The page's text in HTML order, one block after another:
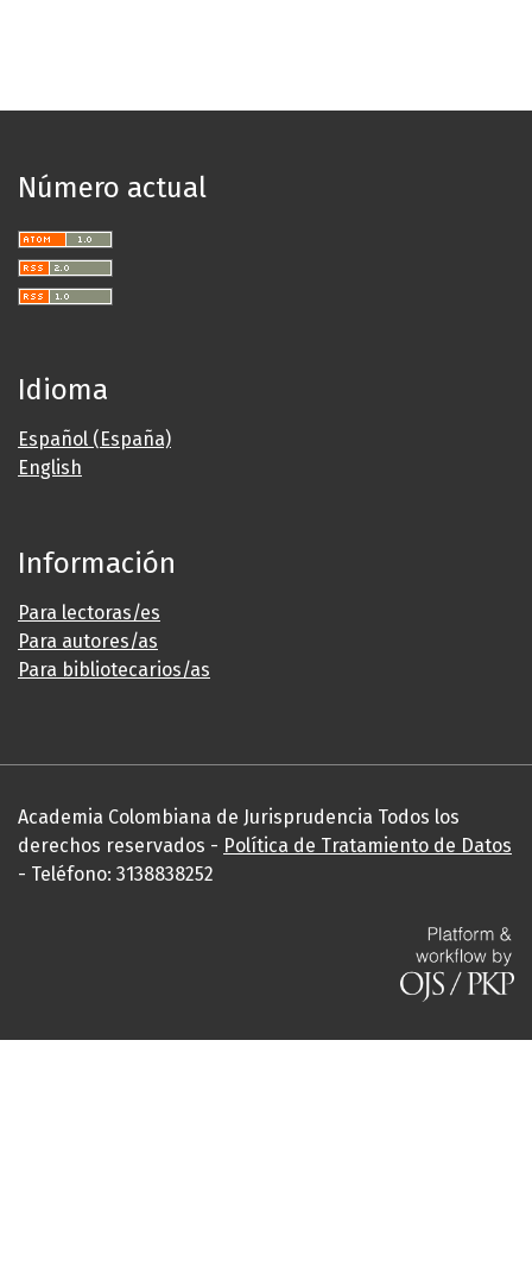
Número actual
Idioma
Español (España)
English
Información
Para lectoras/es
Para autores/as
Para bibliotecarios/as
Academia Colombiana de Jurisprudencia Todos los
derechos reservados - Política de Tratamiento de Datos
- Teléfono: 3138838252